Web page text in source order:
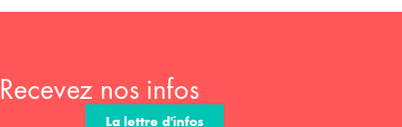
Recevez nos infos
La lettre d'infos